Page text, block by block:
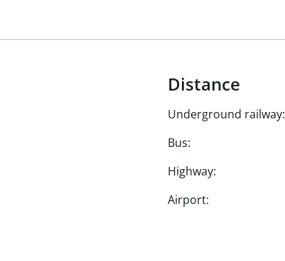
Distance
Underground railway:
Bus:
Highway:
Airport: